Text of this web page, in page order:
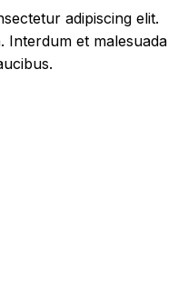
adipiscing elit.
Interdum et malesuada